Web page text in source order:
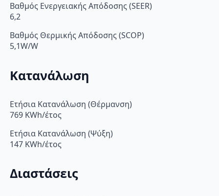
Βαθμός Ενεργειακής Απόδοσης (SEER)
6,2
Βαθμός Θερμικής Απόδοσης (SCOP)
5,1W/W
Κατανάλωση
Ετήσια Κατανάλωση (Θέρμανση)
769 KWh/έτος
Ετήσια Κατανάλωση (Ψύξη)
147 KWh/έτος
Διαστάσεις